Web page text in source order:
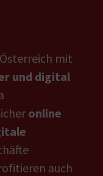
mit
und digital
online
auch